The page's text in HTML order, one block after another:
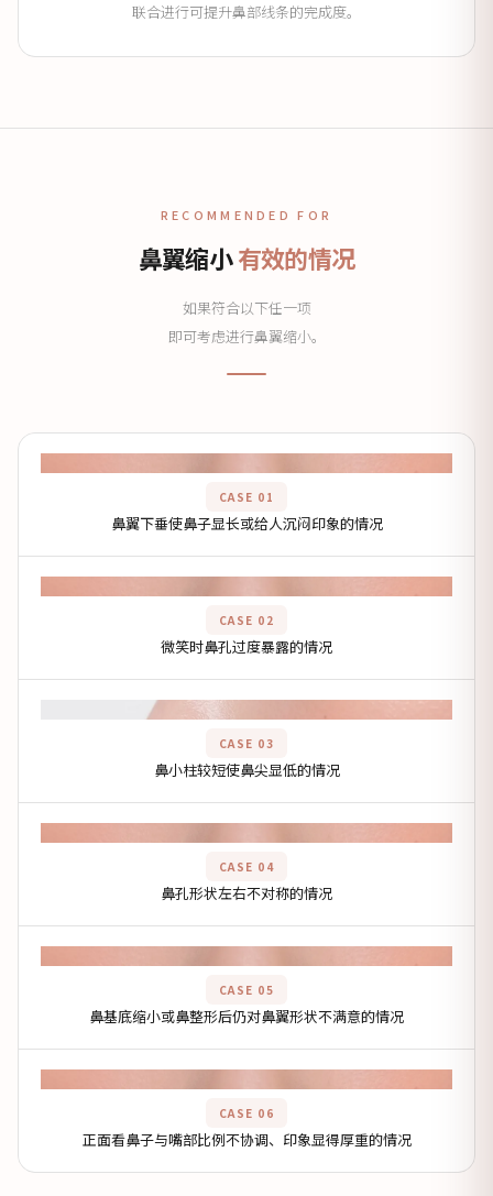
联合进行可提升鼻部线条的完成度。
RECOMMENDED FOR
鼻翼缩小有效的情况
如果符合以下任一项
即可考虑进行鼻翼缩小。
CASE 01
鼻翼下垂使鼻子显长或给人沉闷印象的情况
CASE 02
微笑时鼻孔过度暴露的情况
CASE 03
鼻小柱较短使鼻尖显低的情况
CASE 04
鼻孔形状左右不对称的情况
CASE 05
鼻基底缩小或鼻整形后仍对鼻翼形状不满意的情况
CASE 06
正面看鼻子与嘴部比例不协调、印象显得厚重的情况